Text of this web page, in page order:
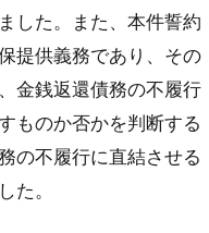
した。また、本件誓約
提供義務であり、その
金銭返還債務の不履行
ものか否かを判断する
の不履行に直結させる
た。